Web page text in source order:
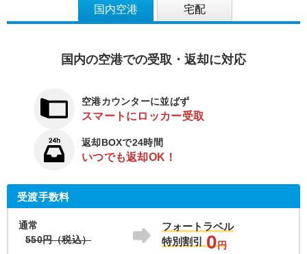
国内空港 宅配
国内の空港での受取・返却に対応
空港カウンターに並ばず
スマートにロッカー受取
返却BOXで24時間
いつでも返却OK！
受渡手数料
通常
550円（税込）
フォートラベル
特別割引
0円